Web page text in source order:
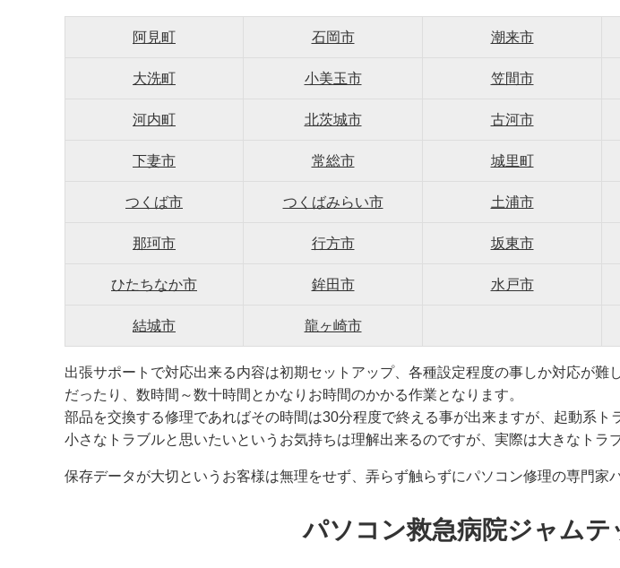
阿見町 石岡市 潮来市
大洗町 小美玉市 笠間市
河内町 北茨城市 古河市
下妻市 常総市 城里町
つくば市 つくばみらい市 土浦市
那珂市 行方市 坂東市
ひたちなか市 鉾田市 水戸市
結城市 龍ヶ崎市
出張サポートで対応出来る内容は初期セットアップ、各種設定程度の事しか対応が
だったり、数時間～数十時間とかなりお時間のかかる作業となります。
部品を交換する修理であればその時間は30分程度で終える事が出来ますが、起動系ト
小さなトラブルと思いたいというお気持ちは理解出来るのですが、実際は大きなトラ
保存データが大切というお客様は無理をせず、弄らず触らずにパソコン修理の専門家
パソコン救急病院ジャム